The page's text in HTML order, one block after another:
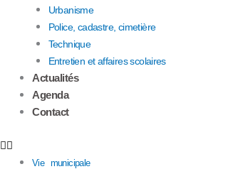
Urbanisme
Police, cadastre, cimetière
Technique
Entretien et affaires scolaires
Actualités
Agenda
Contact
Vie municipale